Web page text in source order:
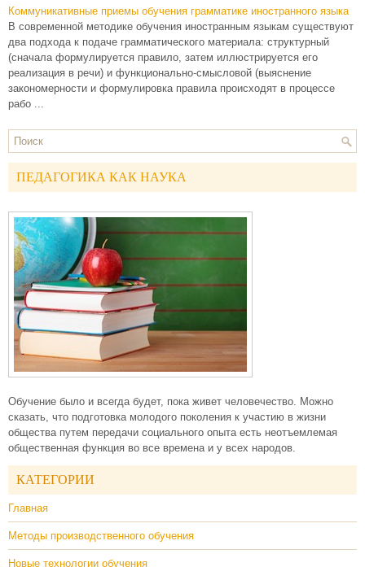
Коммуникативные приемы обучения грамматике иностранного языка
В современной методике обучения иностранным языкам существуют
два подхода к подаче грамматического материала: структурный
(сначала формулируется правило, затем иллюстрируется его
реализация в речи) и функционально-смысловой (выяснение
закономерности и формулировка правила происходят в процессе
рабо ...
ПЕДАГОГИКА КАК НАУКА
Обучение было и всегда будет, пока живет человечество. Можно
сказать, что подготовка молодого поколения к участию в жизни
общества путем передачи социального опыта есть неотъемлемая
общественная функция во все времена и у всех народов.
КАТЕГОРИИ
Главная
Методы производственного обучения
Новые технологии обучения